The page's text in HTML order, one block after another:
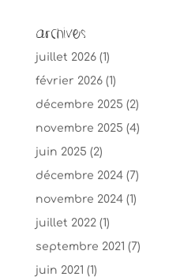
Archives
juillet 2026(1)
février 2026(1)
décembre 2025 (2)
novembre 2025 (4)
juin 2025 (2)
décembre 2024(7)
novembre 2024(1)
juillet 2022(1)
septembre 2021 (7)
juin 2021 (1)